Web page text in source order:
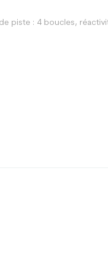
piste : 4 boucles,